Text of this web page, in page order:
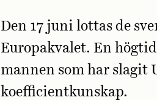
Den 17 juni lottas de
Europakvalet. En
mannen som har slagit
koefficientkunskap.